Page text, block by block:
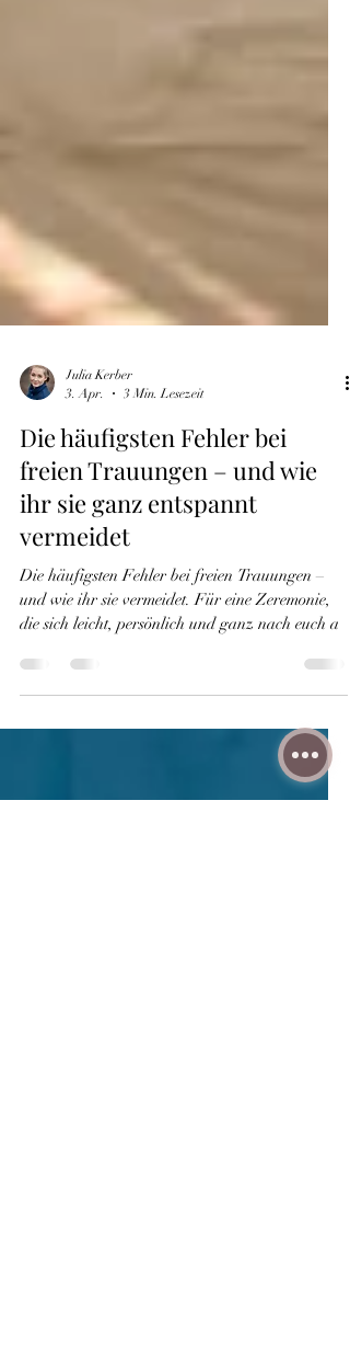
Julia Kerber
3. Apr.
3 Min. Lesezeit
Die häufigsten Fehler bei
freien Trauungen – und wie
ihr sie ganz entspannt
vermeidet
die sich leicht, persönlich und ganz nach euch a